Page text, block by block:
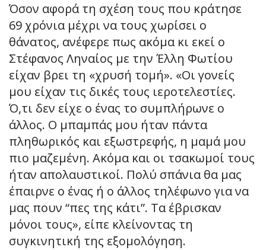
Όσον αφορά τη σχέση τους που κράτησε
69 χρόνια μέχρι να τους χωρίσει ο
θάνατος, ανέφερε πως ακόμα κι εκεί ο
Στέφανος Ληναίος με την Έλλη Φωτίου
είχαν βρει τη «χρυσή τομή». «Οι γονείς
μου είχαν τις δικές τους ιεροτελεστίες.
Ό,τι δεν είχε ο ένας το συμπλήρωνε ο
άλλος. Ο μπαμπάς μου ήταν πάντα
πληθωρικός και εξωστρεφής, η μαμά μου
πιο μαζεμένη. Ακόμα και οι τσακωμοί τους
ήταν απολαυστικοί. Πολύ σπάνια θα μας
έπαιρνε ο ένας ή ο άλλος τηλέφωνο για να
μας πουν “πες της κάτι”. Τα έβρισκαν
μόνοι τους», είπε κλείνοντας τη
συγκινητική της εξομολόγηση.